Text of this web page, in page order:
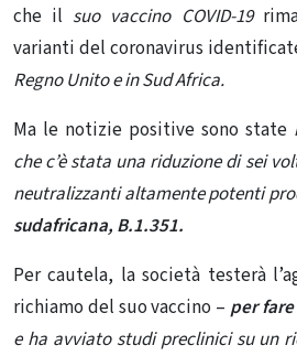
che il suo vaccino COVID-19
varianti del coronavirus
Regno Unito e in Sud Africa.
Ma le notizie positive sono state
che c’è stata una riduzione di sei
neutralizzanti altamente potenti
sudafricana, B.1.351.
Per cautela, la società testerà
richiamo del suo vaccino – per
e ha avviato studi preclinici su un